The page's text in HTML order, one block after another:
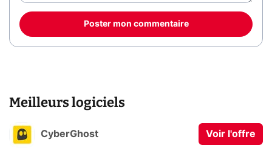
Poster mon commentaire
Meilleurs logiciels
CyberGhost Voir l'offre